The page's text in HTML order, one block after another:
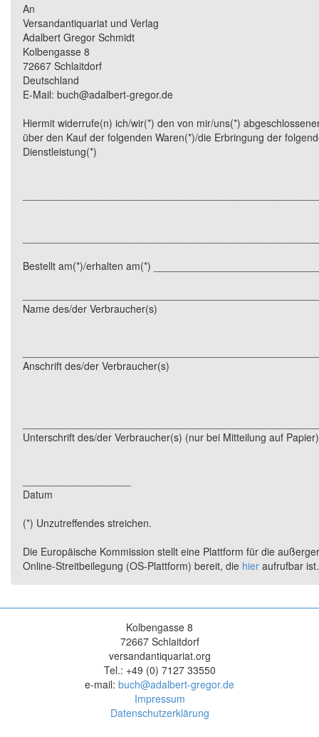
An
Versandantiquariat und Verlag
Adalbert Gregor Schmidt
Kolbengasse 8
72667 Schlaitdorf
Deutschland
E-Mail: buch@adalbert-gregor.de
Hiermit widerrufe(n) ich/wir(*) den von mir/uns(*)
über den Kauf der folgenden Waren(*)/die Erbringung der
Dienstleistung(*)
Bestellt am(*)/erhalten am(*)
Name des/der Verbraucher(s)
Anschrift des/der Verbraucher(s)
Unterschrift des/der Verbraucher(s) (nur bei Mitteilung auf Papier)
Datum
(*) Unzutreffendes streichen.
Die Europäische Kommission stellt eine Plattform für die
Online-Streitbeilegung (OS-Plattform) bereit, die hier aufrufbar ist.
Kolbengasse 8
72667 Schlaitdorf
versandantiquariat.org
Tel.: +49 (0) 7127 33550
e-mail: buch@adalbert-gregor.de
Impressum
Datenschutzerklärung